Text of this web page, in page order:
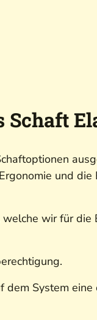
Schaft
und
wir für
System